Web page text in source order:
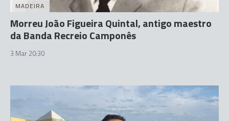
MADEIRA
Morreu João Figueira Quintal, antigo maestro
da Banda Recreio Camponês
3 Mar 20:30